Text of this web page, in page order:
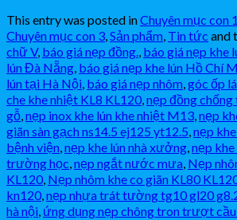
This entry was posted inChuyên mục con 1
Chuyên mục con 3,Sản phẩm, Tin tức and
chữ V, báo giá nẹp đồng., báo giá nẹp khe
lún Đà Nẵng, báo giá nẹp khe lún Hồ Chí
lún tại Hà Nội, báo giá nẹp nhôm,góc ốp
che khe nhiệt KL8 KL120,nẹp đồng
gỗ,nẹp inox khe lún khe nhiệt M13,nẹp
giãn sàn gạch ns14.5 ej125 yt12.5,nẹp
bệnh viện,nẹp khe lún nhà xưởng,nẹp khe
trường học,nẹp ngắt nước mưa, Nẹp
KL120, Nẹp nhôm khe co giãn KL80
kn120,nẹp nhựa trát tường tg10 gl20
hà nội, ứng dụng nẹp chông tron trượt